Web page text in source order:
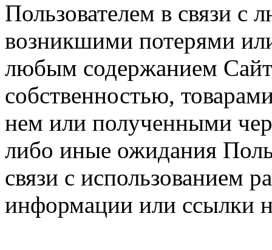
Пользователем в связи
возникшими потерями
любым содержанием
собственностью,
нем или полученными
либо иные ожидания
связи с использованием
информации или ссылки